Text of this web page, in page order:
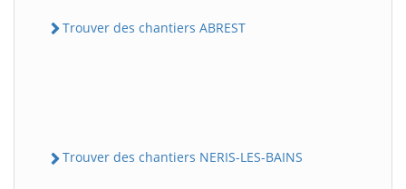
Trouver des chantiers ABREST
Trouver des chantiers NERIS-LES-BAINS